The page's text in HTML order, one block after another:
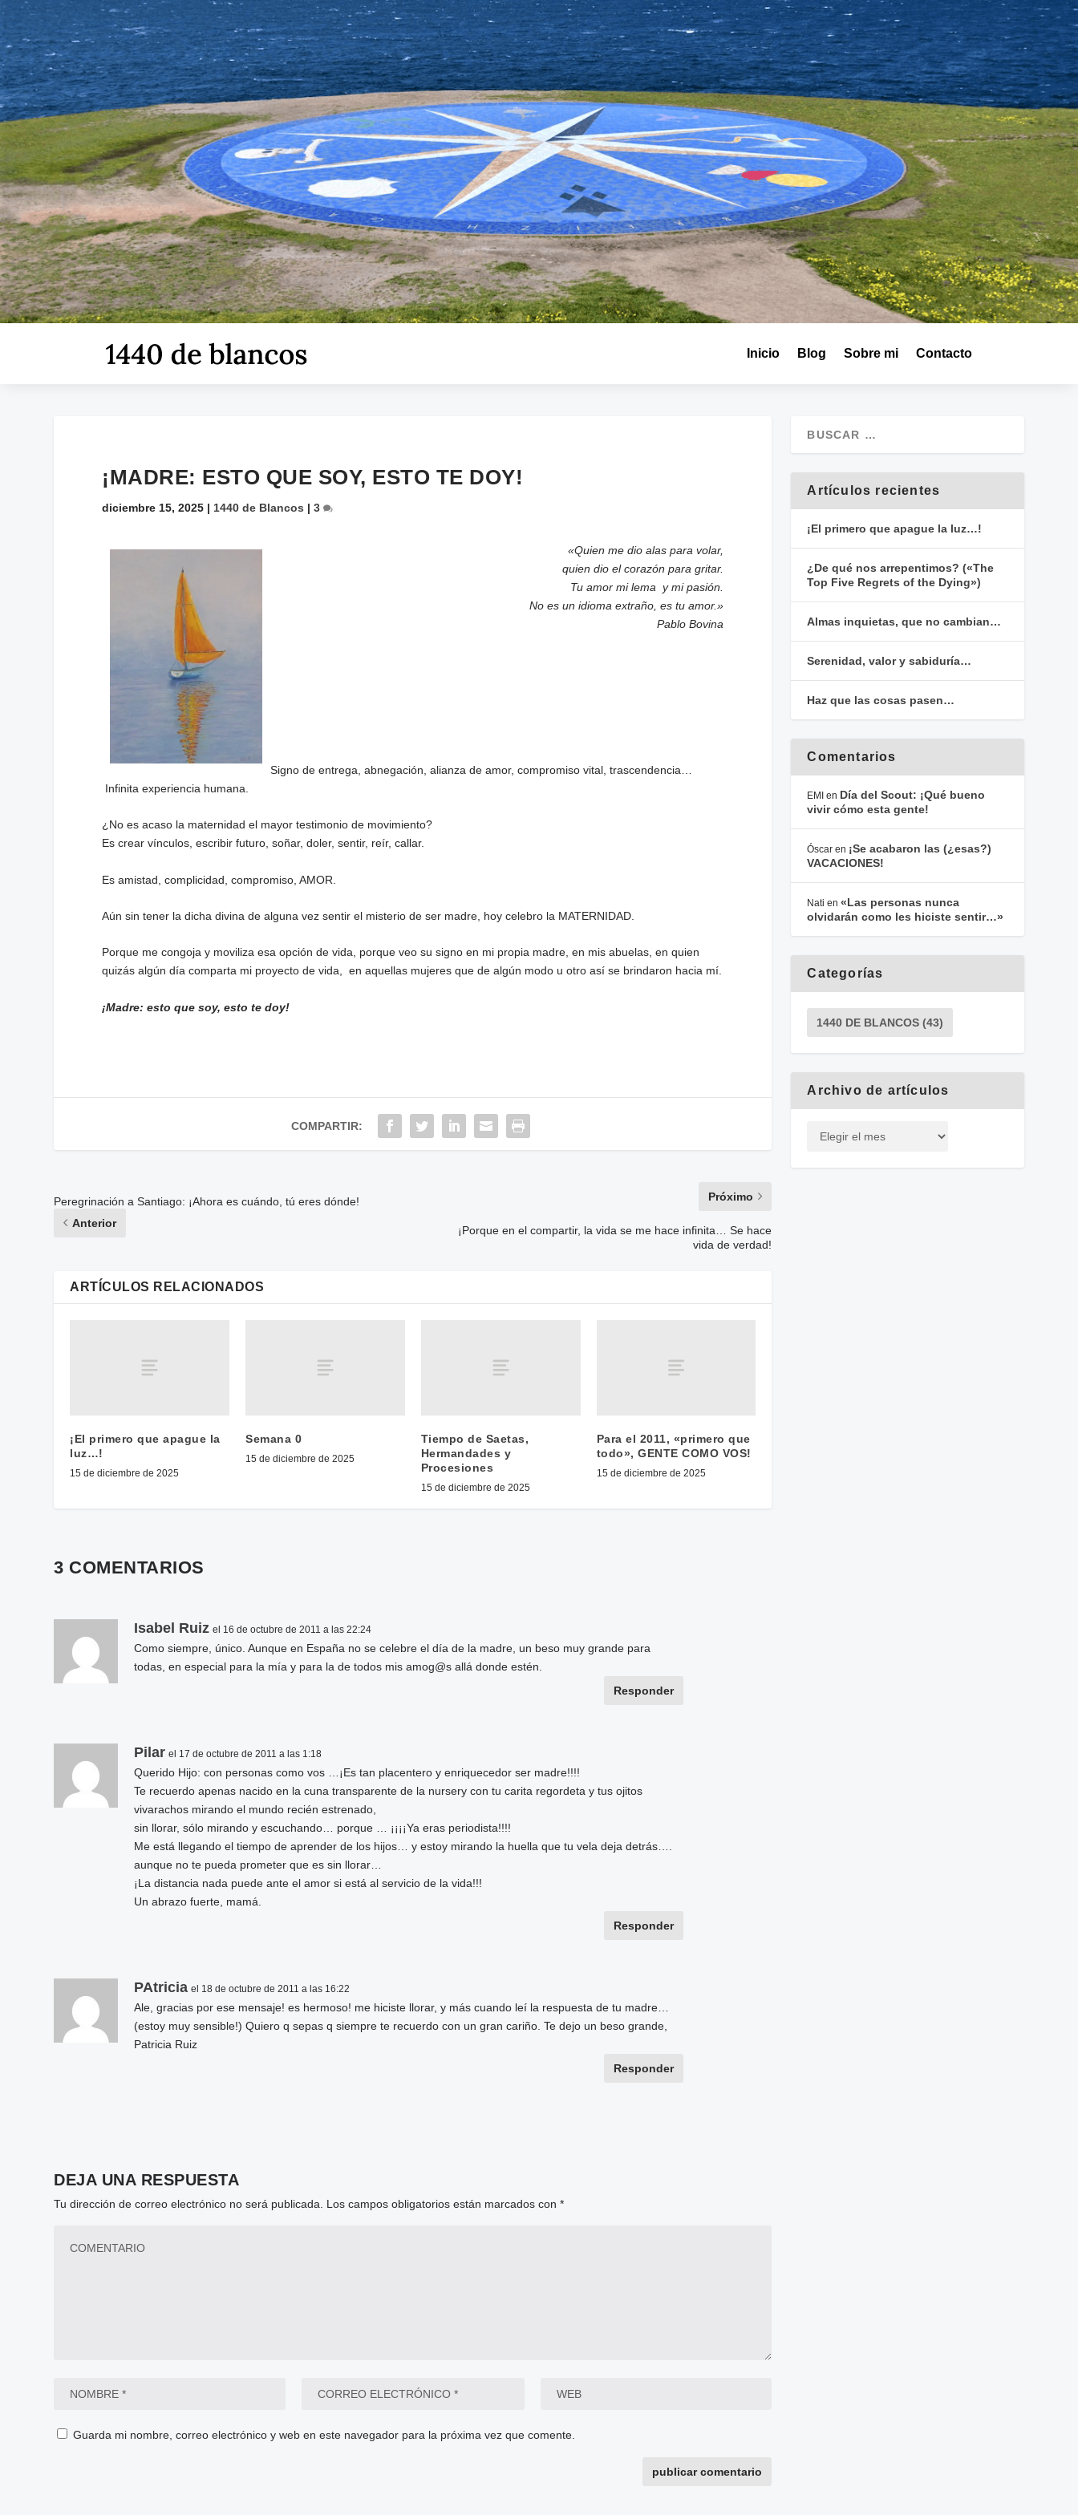
Inicio Blog Sobre mi Contacto
¡MADRE: ESTO QUE SOY, ESTO TE DOY!
diciembre 15, 2025 | 1440 de Blancos |3
«Quien me dio alas para volar,
quien dio el corazón para gritar.
Tu amor mi lema y mi pasión.
No es un idioma extraño, es tu amor.»
Pablo Bovina
Signo de entrega, abnegación, alianza de amor, compromiso vital, trascendencia…
Infinita experiencia humana.
¿No es acaso la maternidad el mayor testimonio de movimiento?
Es crear vínculos, escribir futuro, soñar, doler, sentir, reír, callar.
Es amistad, complicidad, compromiso, AMOR.
Aún sin tener la dicha divina de alguna vez sentir el misterio de ser madre, hoy celebro la MATERNIDAD.
Porque me congoja y moviliza esa opción de vida, porque veo su signo en mi propia madre, en mis abuelas, en quien
quizás algún día comparta mi proyecto de vida, en aquellas mujeres que de algún modo u otro así se brindaron hacia mí.
¡Madre: esto que soy, esto te doy!
COMPARTIR:
Peregrinación a Santiago: ¡Ahora es cuándo, tú eres dónde!
Anterior
Próximo
¡Porque en el compartir, la vida se me hace infinita… Se hace
vida de verdad!
ARTÍCULOS RELACIONADOS
¡El primero que apague la
luz…!
15 de diciembre de 2025
Semana 0
15 de diciembre de 2025
Tiempo de Saetas,
Hermandades y
Procesiones
15 de diciembre de 2025
Para el 2011, «primero que
todo», GENTE COMO VOS!
15 de diciembre de 2025
3 COMENTARIOS
Isabel Ruiz el 16 de octubre de 2011 a las 22:24
Como siempre, único. Aunque en España no se celebre el día de la madre, un beso muy grande para
todas, en especial para la mía y para la de todos mis amog@s allá donde estén.
Responder
Pilar el 17 de octubre de 2011 a las 1:18
Querido Hijo: con personas como vos …¡Es tan placentero y enriquecedor ser madre!!!!
Te recuerdo apenas nacido en la cuna transparente de la nursery con tu carita regordeta y tus ojitos
vivarachos mirando el mundo recién estrenado,
sin llorar, sólo mirando y escuchando… porque … ¡¡¡¡Ya eras periodista!!!!
Me está llegando el tiempo de aprender de los hijos… y estoy mirando la huella que tu vela deja detrás….
aunque no te pueda prometer que es sin llorar…
¡La distancia nada puede ante el amor si está al servicio de la vida!!!
Un abrazo fuerte, mamá.
Responder
PAtricia el 18 de octubre de 2011 a las 16:22
Ale, gracias por ese mensaje! es hermoso! me hiciste llorar, y más cuando leí la respuesta de tu madre…
(estoy muy sensible!) Quiero q sepas q siempre te recuerdo con un gran cariño. Te dejo un beso grande,
Patricia Ruiz
Responder
DEJA UNA RESPUESTA
Tu dirección de correo electrónico no será publicada. Los campos obligatorios están marcados con*
Guarda mi nombre, correo electrónico y web en este navegador para la próxima vez que comente.
Artículos recientes
¡El primero que apague la luz…!
¿De qué nos arrepentimos? («The
Top Five Regrets of the Dying»)
Almas inquietas, que no cambian…
Serenidad, valor y sabiduría…
Haz que las cosas pasen…
Comentarios
EMI en Día del Scout: ¡Qué bueno
vivir cómo esta gente!
Óscar en ¡Se acabaron las (¿esas?)
VACACIONES!
Nati en«Las personas nunca
olvidarán como les hiciste sentir…»
Categorías
1440 DE BLANCOS (43)
Archivo de artículos